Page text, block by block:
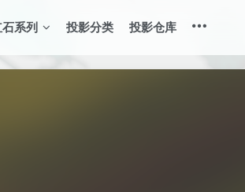
系列 投影分类 投影仓库